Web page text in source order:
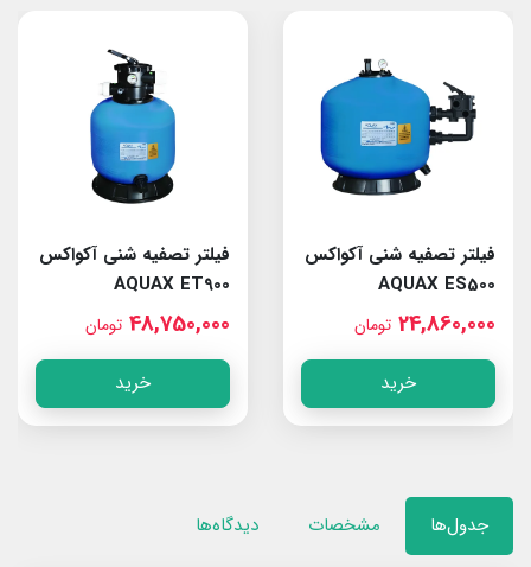
فیلتر تصفیه شنی آکواکس
AQUAX ES500
24,860,000 تومان
خرید
فیلتر تصفیه شنی آکواکس
AQUAX ET900
48,750,000 تومان
خرید
جدول‌ها مشخصات دیدگاه‌ها